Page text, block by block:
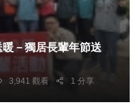
－獨居長輩年節送
3,941 觀看 1 分享